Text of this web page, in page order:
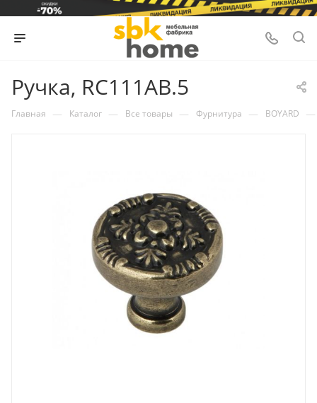
Ручка, RC111AB.5
Главная — Каталог — Все товары — Фурнитура — BOYARD —